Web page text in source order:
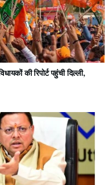
की रिपोर्ट पहुंची दिल्ली,